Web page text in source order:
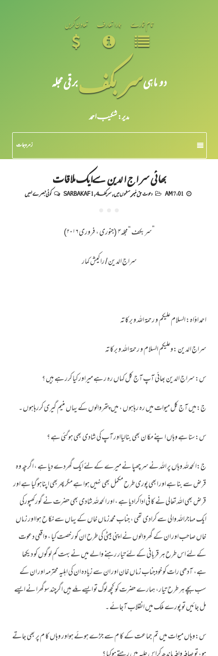
تمام شمارے ہمارا تعارف تعاون کریں
دو ماہیسر بکفبرقی مجلہ
مدیر: شکیبـ احمد
زمرہ جات
بھائی سراج الدین سےایک ملاقات
7:01 AM دعوت حق غیر مسلموں میں,سربکف4 ,
SARBAKAF 1 کوئی تبصرے نہیں
”سربکف “مجلہ۴ (جنوری ، فروری ۲۰۱۶)
سراج الدین / راکیش کمار
احمد اوّاہ: السلام علیکم و رحمۃ اللہ و برکا تہ
سراج الدین :وعلیکم السلام و رحمۃ اللہ و برکا تہ
س: سراج الدین بھائی آپ آج کل کہاں رہ ر ہے میراور کیا کرر ہے ہیں ؟
ج:میں آج کل میوات میں رہ رہاہوں ، میں پتھروالوں کے یہاں منیم گیری کررہاہوں ۔
س:سنا ہے وہاں اپنے مکا ن بھی بنالیااور آپ کی شادی بھی ہوگئی ہے ؟
ج:الحمدللہ وہاں پر اللہ نے سرچھپا نے میرے کے لئے ایک گھردے دیا ہے ، اگرچہ وہ
قرض سے بنا ہے اور ابھی پوری طرح مکمل بھی نہیں ہوا ہے مگرپھربھی اپناہوگیا ہے اور
قرض بھی اللہ تعالی نے کا فی اداکرادیا ہے ، اور الحمدللہ شادی بھی حضرت نے گورکھپورکی
ایک مہاجراللہ والی سے کرادی تھی ، جناب محمدزماں خاں کے یہاں سے نکا ح ہوااور زماں
خاں صاحب اور ان کے گھروالوں نے اپنی بیٹی کی طرح ان کو رخصت کیا ، واقعی دعوت
کے لئے اس طرح ہر قربانی کے لئے تیار رہنے والے میں نے بہت کم لوگوں کو دیکھا
ہے، آدھی رات کو خودجناب زماں خان اور ان سے زیادہ ان کی اہلیہ محترمہ اور ان کے
سب بچے ہر طرح تیار، ہمارے حضرت کو کچھ لوگ تو ایسے ملے ہیں اگرچندسوگھرا نے ایسے
مل جائیں تو پورے ملک میں انقلاب آجائے ۔
س:وہاں میوات میں تم جماعت کے کا م سے جڑے ہوئے ہواور وہاں کا م پر بھی جاتے